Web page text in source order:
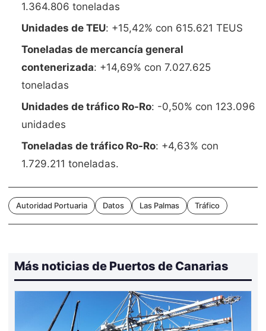
1.364.806 toneladas
Unidades de TEU: +15,42% con 615.621 TEUS
Toneladas de mercancía general
contenerizada: +14,69% con 7.027.625
toneladas
Unidades de tráfico Ro-Ro: -0,50% con 123.096
unidades
Toneladas de tráfico Ro-Ro: +4,63% con
1.729.211 toneladas.
Autoridad Portuaria Datos Las Palmas Tráfico
Más noticias de Puertos de Canarias